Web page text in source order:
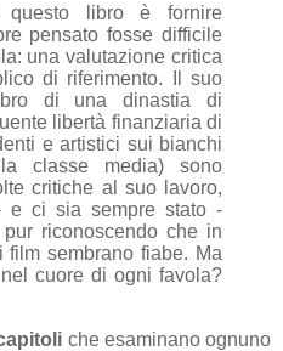
questo libro è fornire
pensato fosse difficile
una valutazione critica
di riferimento.
Il suo
di una dinastia di
libertà finanziaria di
e artistici sui bianchi
classe media) sono
critiche al suo lavoro,
e ci sia sempre stato -
riconoscendo che in
sembrano fiabe. Ma
cuore di ogni favola?
che esaminano ognuno